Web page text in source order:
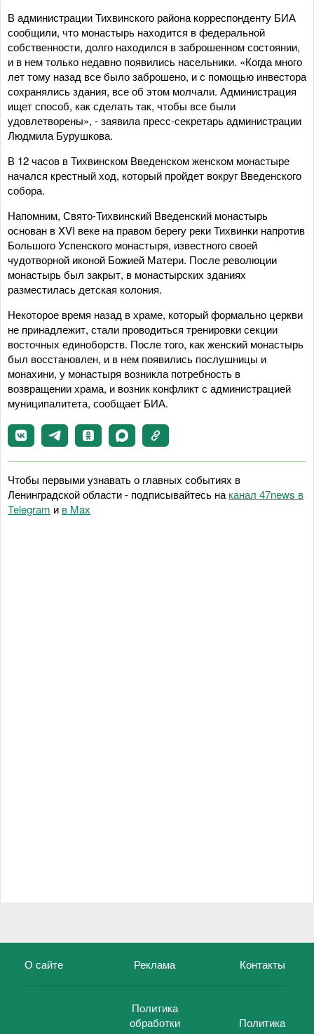
В администрации Тихвинского района корреспонденту БИА
сообщили, что монастырь находится в федеральной
собственности, долго находился в заброшенном состоянии,
и в нем только недавно появились насельники. «Когда много
лет тому назад все было заброшено, и с помощью инвестора
сохранялись здания, все об этом молчали. Администрация
ищет способ, как сделать так, чтобы все были
удовлетворены», - заявила пресс-секретарь администрации
Людмила Бурушкова.
В 12 часов в Тихвинском Введенском женском монастыре
начался крестный ход, который пройдет вокруг Введенского
собора.
Напомним, Свято-Тихвинский Введенский монастырь
основан в XVI веке на правом берегу реки Тихвинки напротив
Большого Успенского монастыря, известного своей
чудотворной иконой Божией Матери. После революции
монастырь был закрыт, в монастырских зданиях
разместилась детская колония.
Некоторое время назад в храме, который формально церкви
не принадлежит, стали проводиться тренировки секции
восточных единоборств. После того, как женский монастырь
был восстановлен, и в нем появились послушницы и
монахини, у монастыря возникла потребность в
возвращении храма, и возник конфликт с администрацией
муниципалитета, сообщает БИА.
Чтобы первыми узнавать о главных событиях в
Ленинградской области - подписывайтесь на канал 47news в
Telegram и в Maх
О сайте Реклама Контакты
Политика
обработки
Политика